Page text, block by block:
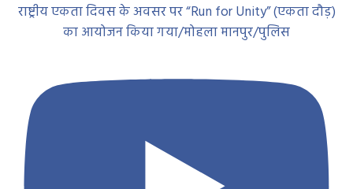
राष्ट्रीय एकता दिवस के अवसर पर “Run for Unity” (एकता दौड़)
का आयोजन किया गया/मोहला मानपुर/पुलिस